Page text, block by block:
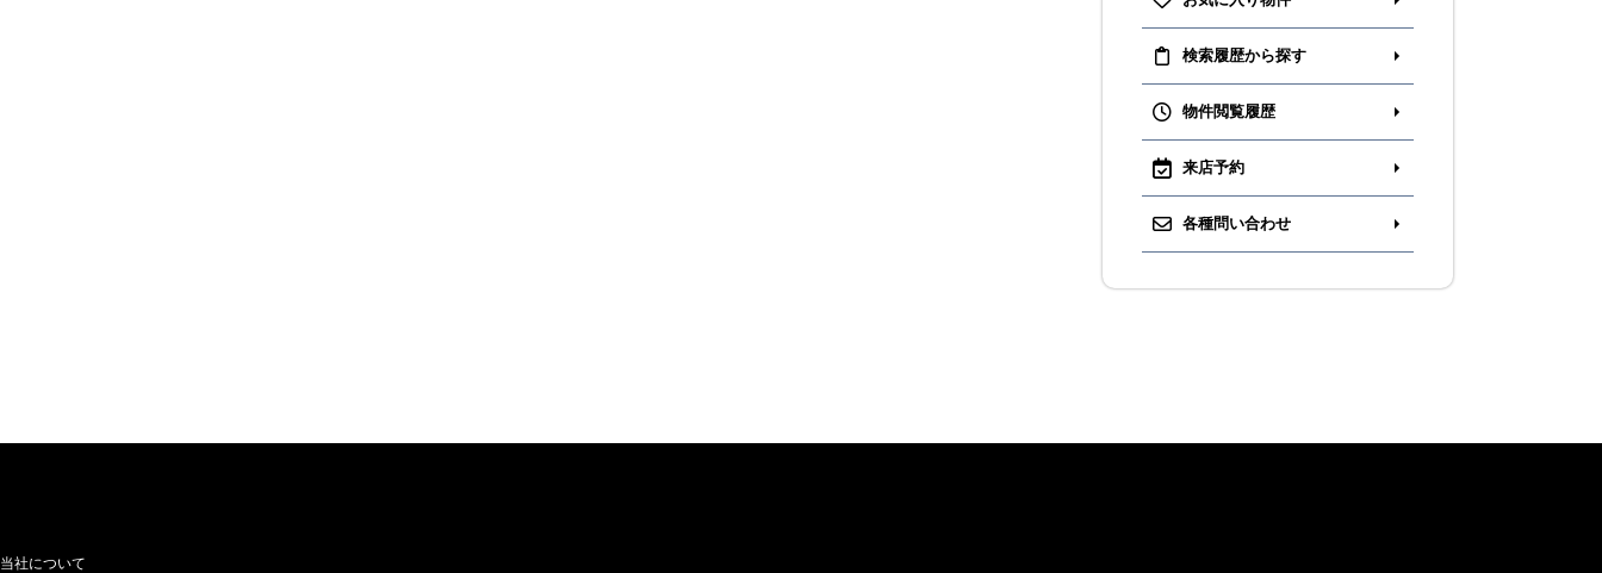
検索履歴から探す
物件閲覧履歴
来店予約
各種問い合わせ
当社について